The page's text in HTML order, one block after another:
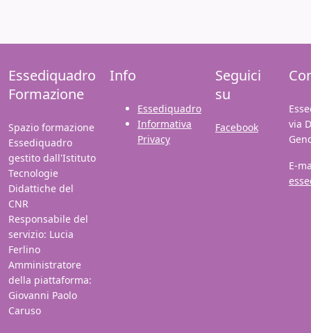
Essediquadro
Formazione
Spazio formazione
Essediquadro
gestito dall'Istituto
Tecnologie
Didattiche del
CNR
Responsabile del
servizio: Lucia
Ferlino
Amministratore
della piattaforma:
Giovanni Paolo
Caruso
Info
Essediquadro
Informativa
Privacy
Seguici
su
Facebook
via
E-